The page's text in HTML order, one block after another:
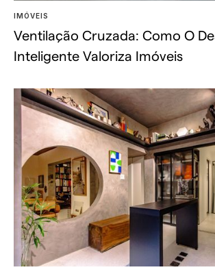
IMÓVEIS
Ventilação Cruzada: Como O
Inteligente Valoriza Imóveis